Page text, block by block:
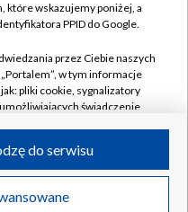
S.A. w likwidacji
które wskazujemy poniżej, a
PPID do Google.
przez Ciebie naszych
w tym informacje
pliki cookie, sygnalizatory
świadczenie
przez Ciebie
jak adresy IP, identyfikatory
do serwisu